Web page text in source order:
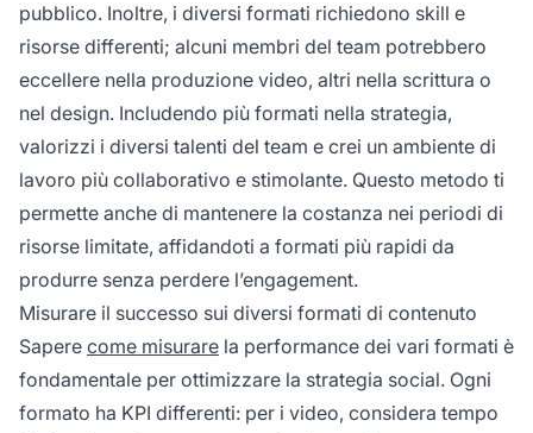
pubblico. Inoltre, i diversi formati richiedono skill e
risorse differenti; alcuni membri del team potrebbero
eccellere nella produzione video, altri nella scrittura o
nel design. Includendo più formati nella strategia,
valorizzi i diversi talenti del team e crei un ambiente di
lavoro più collaborativo e stimolante. Questo metodo ti
permette anche di mantenere la costanza nei periodi di
risorse limitate, affidandoti a formati più rapidi da
produrre senza perdere l’engagement.
Misurare il successo sui diversi formati di contenuto
Sapere come misurare la performance dei vari formati è
fondamentale per ottimizzare la strategia social. Ogni
formato ha KPI differenti: per i video, considera tempo